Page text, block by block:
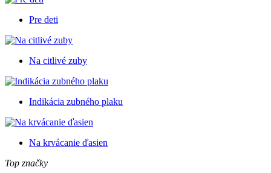
Pre deti
Na citlivé zuby
Indikácia zubného plaku
Na krvácanie ďasien
Top značky